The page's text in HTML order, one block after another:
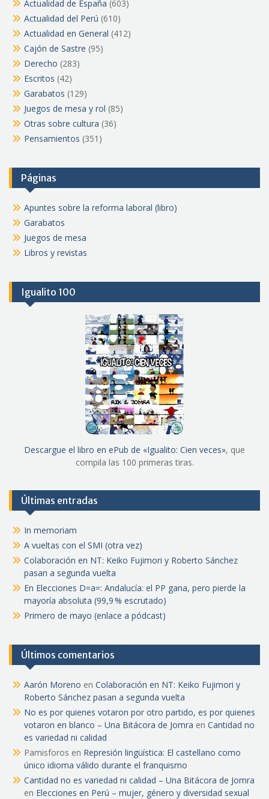
Actualidad de España (603)
Actualidad del Perú (610)
Actualidad en General (412)
Cajón de Sastre (95)
Derecho (283)
Escritos (42)
Garabatos (129)
Juegos de mesa y rol (85)
Otras sobre cultura (36)
Pensamientos (351)
Páginas
Apuntes sobre la reforma laboral (libro)
Garabatos
Juegos de mesa
Libros y revistas
Igualito 100
Descargue el libro en ePub de «Igualito: Cien veces», que
compila las 100 primeras tiras.
Últimas entradas
In memoriam
A vueltas con el SMI (otra vez)
Colaboración en NT: Keiko Fujimori y Roberto Sánchez
pasan a segunda vuelta
En Elecciones D=a=: Andalucía: el PP gana, pero pierde la
mayoría absoluta (99,9 % escrutado)
Primero de mayo (enlace a pódcast)
Últimos comentarios
Aarón Moreno en Colaboración en NT: Keiko Fujimori y
Roberto Sánchez pasan a segunda vuelta
No es por quienes votaron por otro partido, es por quienes
votaron en blanco – Una Bitácora de Jomra en Cantidad no
es variedad ni calidad
Pamisforos en Represión lingüística: El castellano como
único idioma válido durante el franquismo
Cantidad no es variedad ni calidad – Una Bitácora de Jomra
en Elecciones en Perú – mujer, género y diversidad sexual